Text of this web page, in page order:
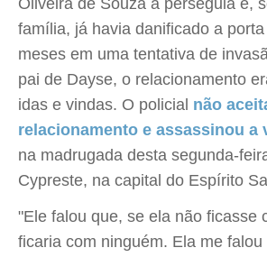
Oliveira de Souza a perseguia e,
família, já havia danificado a
meses em uma tentativa de
pai de Dayse, o relacionamento
idas e vindas. O policial não
relacionamento e assassinou a
na madrugada desta segunda-
Cypreste, na capital do Espírito
"Ele falou que, se ela não ficasse
ficaria com ninguém. Ela me